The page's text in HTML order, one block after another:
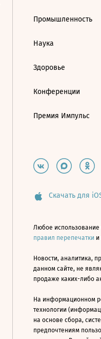
Промышленность
Наука
Здоровье
Конференции
Премия Импульс
Скачать для
Любое использование
правил перепечатки и
Новости, аналитика,
данном сайте, не
продаже каких-либо
На информационном
технологии
на основе сбора,
предпочтениям